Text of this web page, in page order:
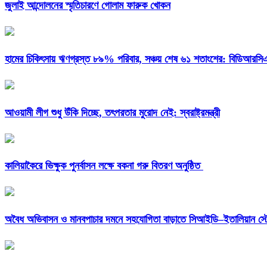
জুলাই আন্দোলনের স্মৃতিচারণে গোলাম ফারুক খোকন
হামের চিকিৎসায় ঋণগ্রস্ত ৮৯% পরিবার, সঞ্চয় শেষ ৬১ শতাংশের:
আওয়ামী লীগ শুধু উঁকি দিচ্ছে, তৎপরতার মুরোদ নেই: স্বরাষ্ট্রমন্ত্রী
কালিয়াকৈরে ভিক্ষুক পুনর্বাসন লক্ষে বকনা গরু বিতরণ অনুষ্ঠিত
অবৈধ অভিবাসন ও মানবপাচার দমনে সহযোগিতা বাড়াতে সিআইডি–ইতালিয়ান